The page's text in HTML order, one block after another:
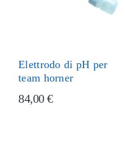
Elettrodo di pH per
team horner
84,00 €